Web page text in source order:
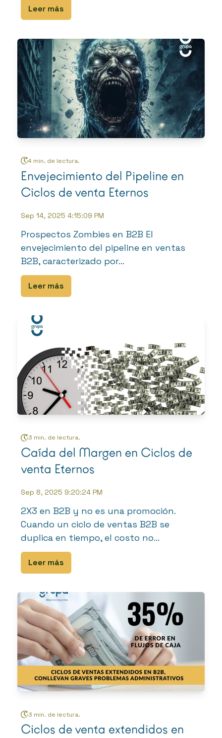
Leer más
4 min. de lectura.
Envejecimiento del Pipeline en
Ciclos de venta Eternos
Sep 14, 2025 4:15:09 PM
Prospectos Zombies en B2B El
envejecimiento del pipeline en ventas
B2B, caracterizado por...
Leer más
3 min. de lectura.
Caída del Margen en Ciclos de
venta Eternos
Sep 8, 2025 9:20:24 PM
2X3 en B2B y no es una promoción.
Cuando un ciclo de ventas B2B se
duplica en tiempo, el costo no...
Leer más
3 min. de lectura.
Ciclos de venta extendidos en